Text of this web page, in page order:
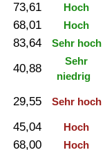
73,61 Hoch
68,01 Hoch
83,64 Sehr hoch
40,88
Sehr
niedrig
29,55 Sehr hoch
45,04 Hoch
68,00 Hoch